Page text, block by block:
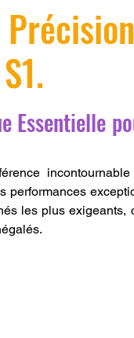
3D à la demande
PETG Filament
CRÉALITY SPARK X
Essentielle
performances
les plus exigeants,